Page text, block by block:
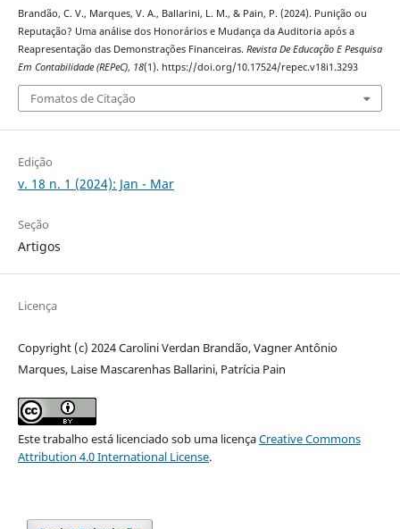
Brandão, C. V., Marques, V. A., Ballarini, L. M., & Pain, P. (2024). Punição ou
Reputação? Uma análise dos Honorários e Mudança da Auditoria após a
Reapresentação das Demonstrações Financeiras. Revista De Educação E Pesquisa
Em Contabilidade (REPeC), 18(1). https://doi.org/10.17524/repec.v18i1.3293
Fomatos de Citação
Edição
v. 18 n. 1 (2024): Jan - Mar
Seção
Artigos
Licença
Copyright (c) 2024 Carolini Verdan Brandão, Vagner Antônio
Marques, Laise Mascarenhas Ballarini, Patrícia Pain
Este trabalho está licenciado sob uma licençaCreative Commons
Attribution 4.0 International License.